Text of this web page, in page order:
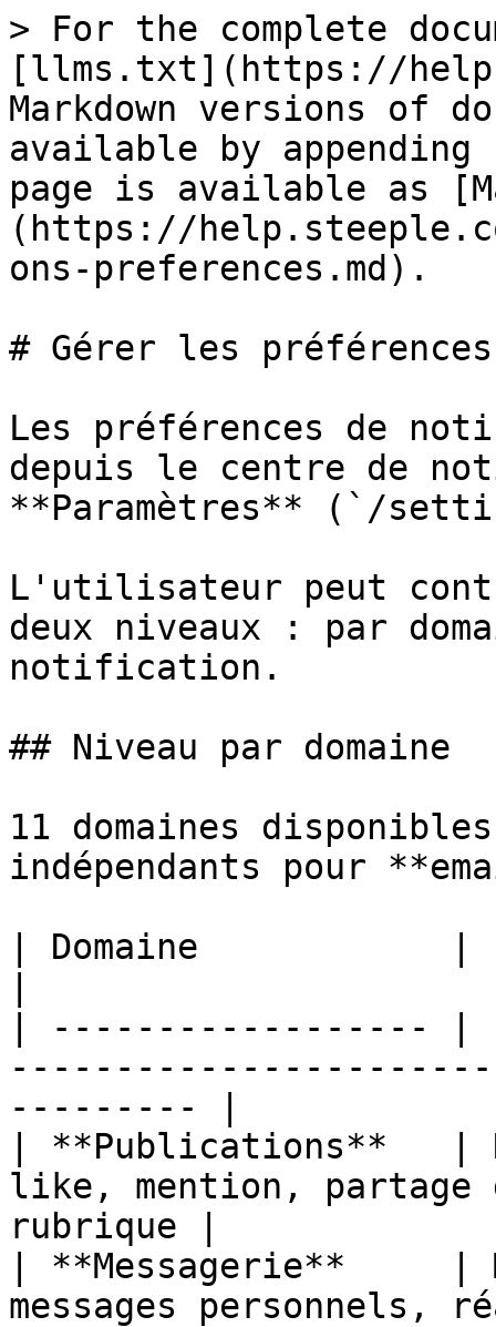
> For the complete
[llms.txt](https://
Markdown versions of
available by
page is available as
(https://
ons-preferences.md).
# Gérer les
Les préférences de
depuis le centre de
**Paramètres** (`/
L'utilisateur peut
deux niveaux : par
notification.
## Niveau par domaine
11 domaines
indépendants pour
| Domaine            |
| ------------------ |
--------- |
| **Publications**   |
like, mention,
rubrique |
| **Messagerie**     |
messages personnels,